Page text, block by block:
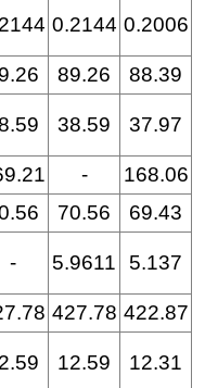
0.2144 0.2006
89.26
88.39
38.59 37.97
-
168.06
70.56
69.43
- 5.9611 5.137
427.78 422.87
12.59 12.31